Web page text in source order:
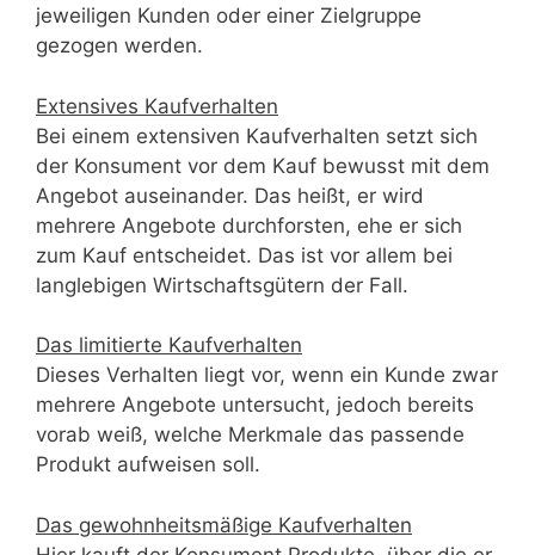
jeweiligen Kunden oder einer Zielgruppe
gezogen werden.
Extensives Kaufverhalten
Bei einem extensiven Kaufverhalten setzt sich
der Konsument vor dem Kauf bewusst mit dem
Angebot auseinander. Das heißt, er wird
mehrere Angebote durchforsten, ehe er sich
zum Kauf entscheidet. Das ist vor allem bei
langlebigen Wirtschaftsgütern der Fall.
Das limitierte Kaufverhalten
Dieses Verhalten liegt vor, wenn ein Kunde zwar
mehrere Angebote untersucht, jedoch bereits
vorab weiß, welche Merkmale das passende
Produkt aufweisen soll.
Das gewohnheitsmäßige Kaufverhalten